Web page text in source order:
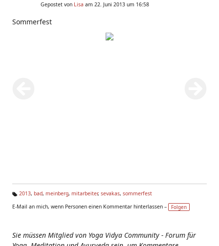
Gepostet von Lisa am 22. Juni 2013 um 16:58
Sommerfest
g
2013, bad, meinberg, mitarbeiter, sevakas, sommerfest
E-Mail an mich, wenn Personen einen Kommentar hinterlassen –
Folgen
Sie müssen Mitglied von Yoga Vidya Community - Forum für